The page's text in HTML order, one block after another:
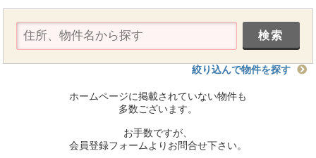
絞り込んで物件を探す
ホームページに掲載されていない物件も
多数ございます。
お手数ですが、
会員登録フォームよりお問合せ下さい。